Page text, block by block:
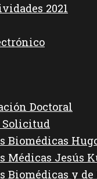
2021
Doctoral
Solicitud
Biomédicas
Médicas Jesús
Biomédicas y